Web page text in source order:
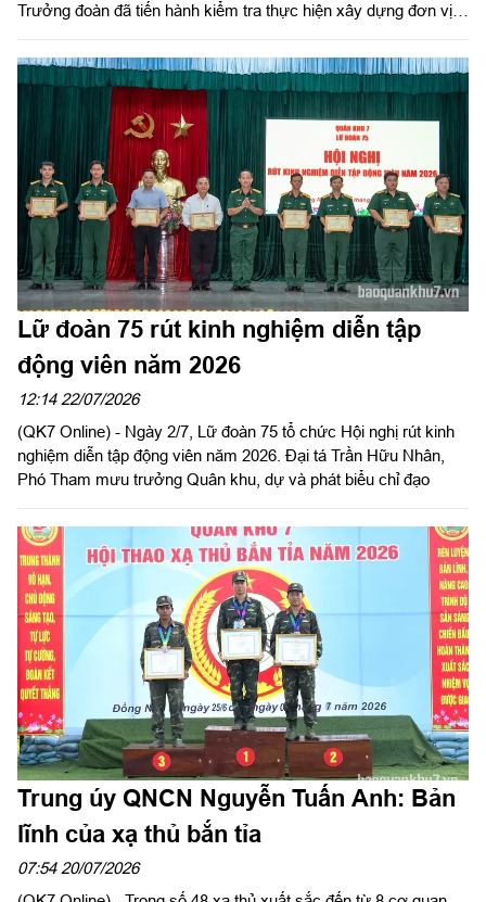
Trưởng đoàn đã tiến hành kiểm tra thực hiện xây dựng đơn vị
đoàn 88 (Sư đoàn 302). Tham gia đoàn có Thủ trưởng các
phòng chức năng Quân khu.
Lữ đoàn 75 rút kinh nghiệm diễn tập
động viên năm 2026
12:14 22/07/2026
(QK7 Online) - Ngày 2/7, Lữ đoàn 75 tổ chức Hội nghị rút kinh
nghiệm diễn tập động viên năm 2026. Đại tá Trần Hữu Nhân,
Phó Tham mưu trưởng Quân khu, dự và phát biểu chỉ đạo
Trung úy QNCN Nguyễn Tuấn Anh: Bản
lĩnh của xạ thủ bắn tỉa
07:54 20/07/2026